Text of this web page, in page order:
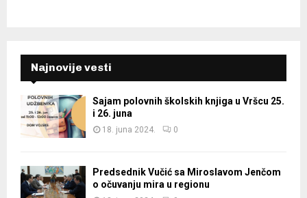
Najnovije vesti
Sajam polovnih školskih knjiga u Vršcu 25.
i 26. juna
18. juna 2024. 0
Predsednik Vučić sa Miroslavom Jenčom
o očuvanju mira u regionu